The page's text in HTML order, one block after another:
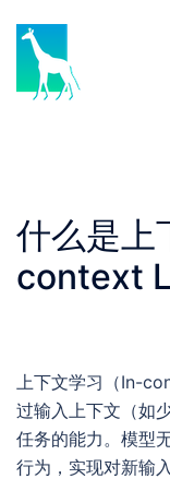
content
什么是上
context
上下文学习（In-
过输入上下文（如
任务的能力。模型
行为，实现对新输